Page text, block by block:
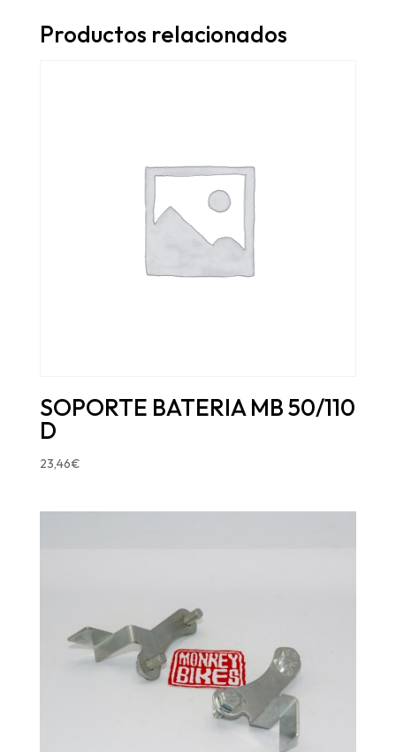
Productos relacionados
SOPORTE BATERIA MB 50/110
D
23,46€